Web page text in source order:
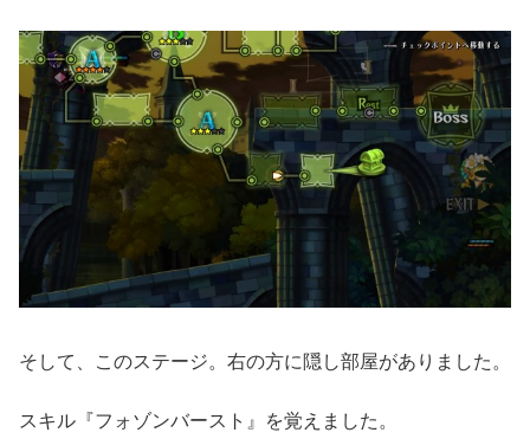
そして、このステージ。右の方に隠し部屋がありました。
スキル『フォゾンバースト』を覚えました。